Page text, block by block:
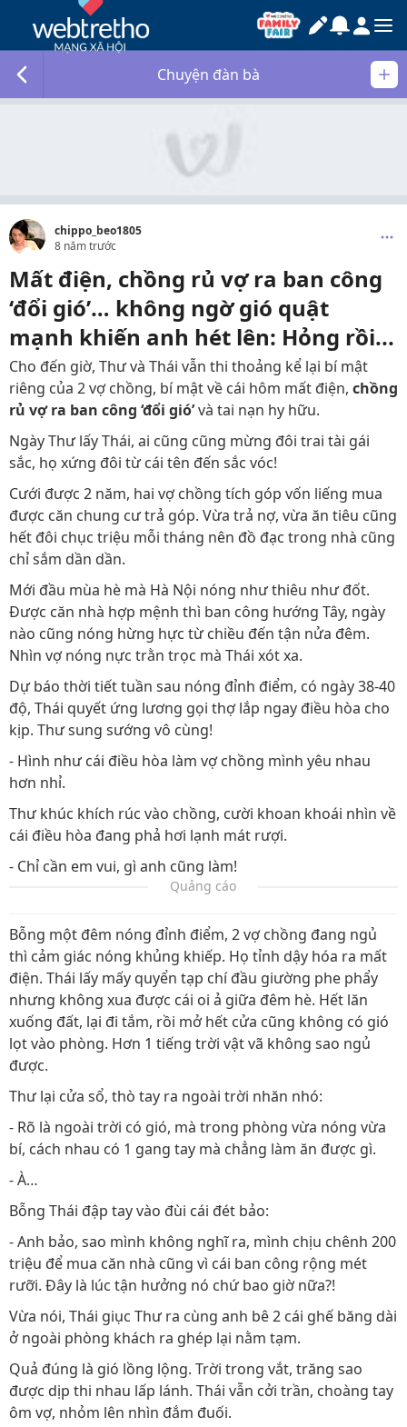
Chuyện đàn bà
chippo_beo1805
8 năm trước
Mất điện, chồng rủ vợ ra ban công
‘đổi gió’… không ngờ gió quật
mạnh khiến anh hét lên: Hỏng rồi...
Cho đến giờ, Thư và Thái vẫn thi thoảng kể lại bí mật
riêng của 2 vợ chồng, bí mật về cái hôm mất điện, chồng
rủ vợ ra ban công ‘đổi gió’và tai nạn hy hữu.
Ngày Thư lấy Thái, ai cũng cũng mừng đôi trai tài gái
sắc, họ xứng đôi từ cái tên đến sắc vóc!
Cưới được 2 năm, hai vợ chồng tích góp vốn liếng mua
được căn chung cư trả góp. Vừa trả nợ, vừa ăn tiêu cũng
hết đôi chục triệu mỗi tháng nên đồ đạc trong nhà cũng
chỉ sắm dần dần.
Mới đầu mùa hè mà Hà Nội nóng như thiêu như đốt.
Được căn nhà hợp mệnh thì ban công hướng Tây, ngày
nào cũng nóng hừng hực từ chiều đến tận nửa đêm.
Nhìn vợ nóng nực trằn trọc mà Thái xót xa.
Dự báo thời tiết tuần sau nóng đỉnh điểm, có ngày 38-40
độ, Thái quyết ứng lương gọi thợ lắp ngay điều hòa cho
kịp. Thư sung sướng vô cùng!
- Hình như cái điều hòa làm vợ chồng mình yêu nhau
hơn nhỉ.
Thư khúc khích rúc vào chồng, cười khoan khoái nhìn về
cái điều hòa đang phả hơi lạnh mát rượi.
- Chỉ cần em vui, gì anh cũng làm!
Quảng cáo
Bỗng một đêm nóng đỉnh điểm, 2 vợ chồng đang ngủ
thì cảm giác nóng khủng khiếp. Họ tỉnh dậy hóa ra mất
điện. Thái lấy mấy quyển tạp chí đầu giường phe phẩy
nhưng không xua được cái oi ả giữa đêm hè. Hết lăn
xuống đất, lại đi tắm, rồi mở hết cửa cũng không có gió
lọt vào phòng. Hơn 1 tiếng trời vật vã không sao ngủ
được.
Thư lại cửa sổ, thò tay ra ngoài trời nhăn nhó:
- Rõ là ngoài trời có gió, mà trong phòng vừa nóng vừa
bí, cách nhau có 1 gang tay mà chẳng làm ăn được gì.
- À…
Bỗng Thái đập tay vào đùi cái đét bảo:
- Anh bảo, sao mình không nghĩ ra, mình chịu chênh 200
triệu để mua căn nhà cũng vì cái ban công rộng mét
rưỡi. Đây là lúc tận hưởng nó chứ bao giờ nữa?!
Vừa nói, Thái giục Thư ra cùng anh bê 2 cái ghế băng dài
ở ngoài phòng khách ra ghép lại nằm tạm.
Quả đúng là gió lồng lộng. Trời trong vắt, trăng sao
được dịp thi nhau lấp lánh. Thái vẫn cởi trần, choàng tay
ôm vợ, nhỏm lên nhìn đắm đuối.